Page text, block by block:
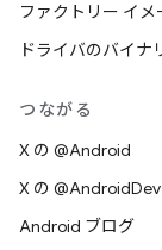
ファクトリー イメ
ドライバのバイナ
つながる
X の @Android
X の @AndroidDev
Android ブログ